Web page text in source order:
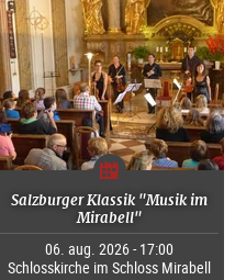
Salzburger Klassik "Musik im
Mirabell"
06. aug. 2026 - 17:00
Schlosskirche im Schloss Mirabell